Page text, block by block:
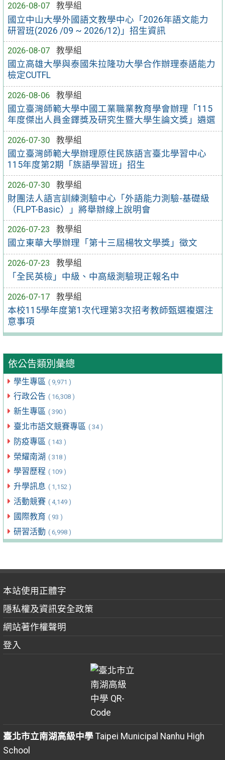
2026-08-07
教學組
國立中山大學外國語文教學中心「2026年語文能力
研習班(2026 /09 ~ 2026/12)」招生資訊
2026-08-07
教學組
國立高雄大學與泰國朱拉隆功大學合作辦理泰語能力
檢定CUTFL
2026-08-06
教學組
國立臺灣師範大學中國工業職業教育學會辦理「115
年度傑出人員金鐸獎及研究生暨大學生論文獎」遴選
2026-07-30
教學組
國立臺灣師範大學辦理原住民族語言臺北學習中心
115年度第2期「族語學習班」招生
2026-07-30
教學組
財團法人語言訓練測驗中心「外語能力測驗-基礎級
（FLPT-Basic）」將舉辦線上說明會
2026-07-23
教學組
國立東華大學辦理「第十三屆楊牧文學獎」徵文
2026-07-23
教學組
「全民英檢」中級、中高級測驗現正報名中
2026-07-17
教學組
本校115學年度第1次代理第3次招考教師甄選複選注
意事項
依公告類別彙總
學生專區 ( 9,971 )
行政公告 ( 16,308 )
新生專區 ( 390 )
臺北市語文競賽專區 ( 34 )
防疫專區 ( 143 )
榮耀南湖 ( 318 )
學習歷程 ( 109 )
升學訊息 ( 1,152 )
活動競賽 ( 4,149 )
國際教育 ( 93 )
研習活動 ( 6,998 )
本站使用正體字
隱私權及資訊安全政策
網站著作權聲明
登入
臺北市立南湖高級中學Taipei Municipal Nanhu High
School